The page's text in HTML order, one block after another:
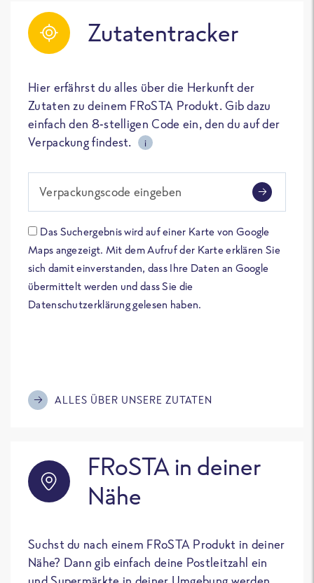
Zutatentracker
Hier erfährst du alles über die Herkunft der
Zutaten zu deinem FRoSTA Produkt. Gib dazu
einfach den 8-stelligen Code ein, den du auf der
Verpackung findest.
i
Verpackungscode eingeben
Das Suchergebnis wird auf einer Karte von Google
Maps angezeigt. Mit dem Aufruf der Karte erklären Sie
sich damit einverstanden, dass Ihre Daten an Google
übermittelt werden und dass Sie die
Datenschutzerklärung gelesen haben.
ALLES ÜBER UNSERE ZUTATEN
FRoSTA in deiner
Nähe
Suchst du nach einem FRoSTA Produkt in deiner
Nähe? Dann gib einfach deine Postleitzahl ein